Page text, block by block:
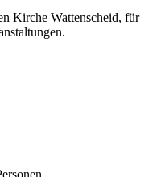
Kirche Wattenscheid, für